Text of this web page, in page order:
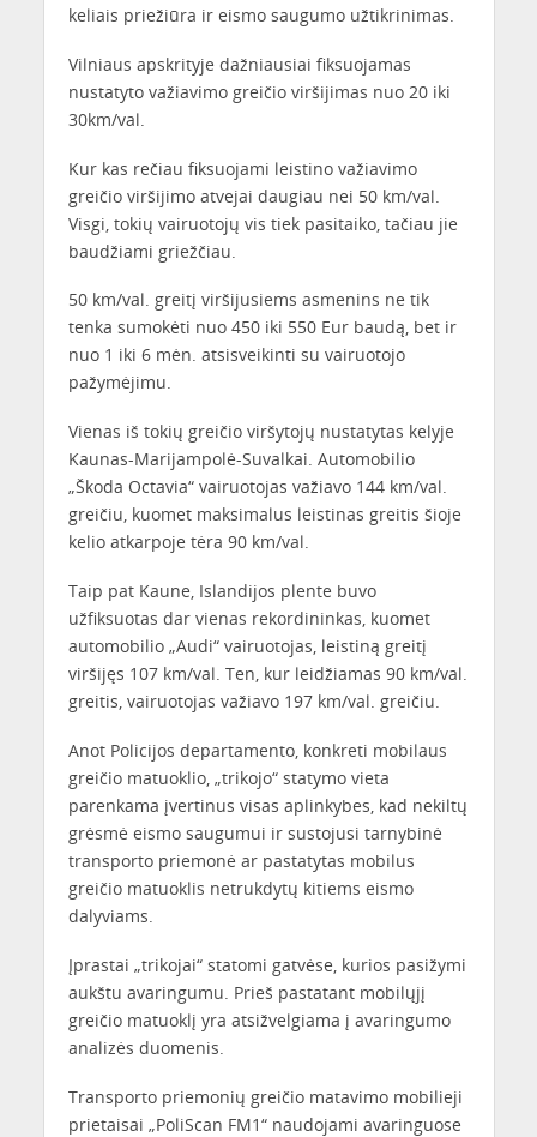
keliais priežiūra ir eismo saugumo užtikrinimas.
Vilniaus apskrityje dažniausiai fiksuojamas
nustatyto važiavimo greičio viršijimas nuo 20 iki
30km/val.
Kur kas rečiau fiksuojami leistino važiavimo
greičio viršijimo atvejai daugiau nei 50 km/val.
Visgi, tokių vairuotojų vis tiek pasitaiko, tačiau jie
baudžiami griežčiau.
50 km/val. greitį viršijusiems asmenins ne tik
tenka sumokėti nuo 450 iki 550 Eur baudą, bet ir
nuo 1 iki 6 mėn. atsisveikinti su vairuotojo
pažymėjimu.
Vienas iš tokių greičio viršytojų nustatytas kelyje
Kaunas-Marijampolė-Suvalkai. Automobilio
„Škoda Octavia“ vairuotojas važiavo 144 km/val.
greičiu, kuomet maksimalus leistinas greitis šioje
kelio atkarpoje tėra 90 km/val.
Taip pat Kaune, Islandijos plente buvo
užfiksuotas dar vienas rekordininkas, kuomet
automobilio „Audi“ vairuotojas, leistiną greitį
viršijęs 107 km/val. Ten, kur leidžiamas 90 km/val.
greitis, vairuotojas važiavo 197 km/val. greičiu.
Anot Policijos departamento, konkreti mobilaus
greičio matuoklio, „trikojo“ statymo vieta
parenkama įvertinus visas aplinkybes, kad nekiltų
grėsmė eismo saugumui ir sustojusi tarnybinė
transporto priemonė ar pastatytas mobilus
greičio matuoklis netrukdytų kitiems eismo
dalyviams.
Įprastai „trikojai“ statomi gatvėse, kurios pasižymi
aukštu avaringumu. Prieš pastatant mobilųjį
greičio matuoklį yra atsižvelgiama į avaringumo
analizės duomenis.
Transporto priemonių greičio matavimo mobilieji
prietaisai „PoliScan FM1“ naudojami avaringuose